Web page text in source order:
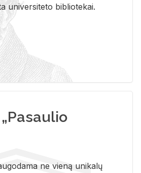
uni­ver­si­te­to bi­b­lio­te­kai.
ne vieną unikalų